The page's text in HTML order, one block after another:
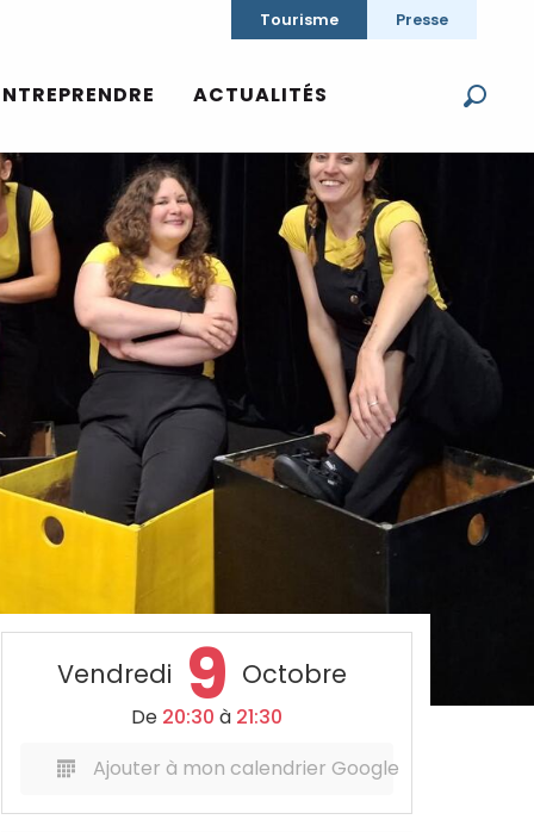
Tourisme Presse
ACTUALITÉS
Vendredi 9 Octobre
De 20:30 à 21:30
Ajouter à mon calendrier Google